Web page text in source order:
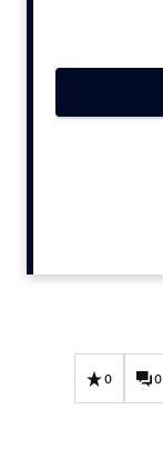
Contentmarketing
Effectiviteit
Gedragsverandering
0 0